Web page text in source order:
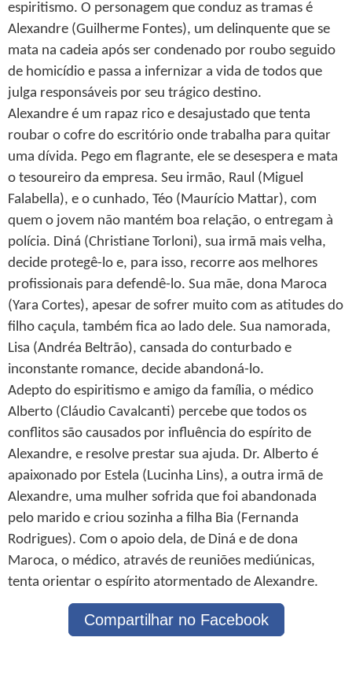
espiritismo. O personagem que conduz as tramas é
Alexandre (Guilherme Fontes), um delinquente que se
mata na cadeia após ser condenado por roubo seguido
de homicídio e passa a infernizar a vida de todos que
julga responsáveis por seu trágico destino.
Alexandre é um rapaz rico e desajustado que tenta
roubar o cofre do escritório onde trabalha para quitar
uma dívida. Pego em flagrante, ele se desespera e mata
o tesoureiro da empresa. Seu irmão, Raul (Miguel
Falabella), e o cunhado, Téo (Maurício Mattar), com
quem o jovem não mantém boa relação, o entregam à
polícia. Diná (Christiane Torloni), sua irmã mais velha,
decide protegê-lo e, para isso, recorre aos melhores
profissionais para defendê-lo. Sua mãe, dona Maroca
(Yara Cortes), apesar de sofrer muito com as atitudes do
filho caçula, também fica ao lado dele. Sua namorada,
Lisa (Andréa Beltrão), cansada do conturbado e
inconstante romance, decide abandoná-lo.
Adepto do espiritismo e amigo da família, o médico
Alberto (Cláudio Cavalcanti) percebe que todos os
conflitos são causados por influência do espírito de
Alexandre, e resolve prestar sua ajuda. Dr. Alberto é
apaixonado por Estela (Lucinha Lins), a outra irmã de
Alexandre, uma mulher sofrida que foi abandonada
pelo marido e criou sozinha a filha Bia (Fernanda
Rodrigues). Com o apoio dela, de Diná e de dona
Maroca, o médico, através de reuniões mediúnicas,
tenta orientar o espírito atormentado de Alexandre.
Compartilhar no Facebook